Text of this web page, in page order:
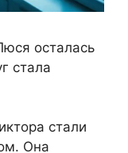
осталась
стала
стали
Она